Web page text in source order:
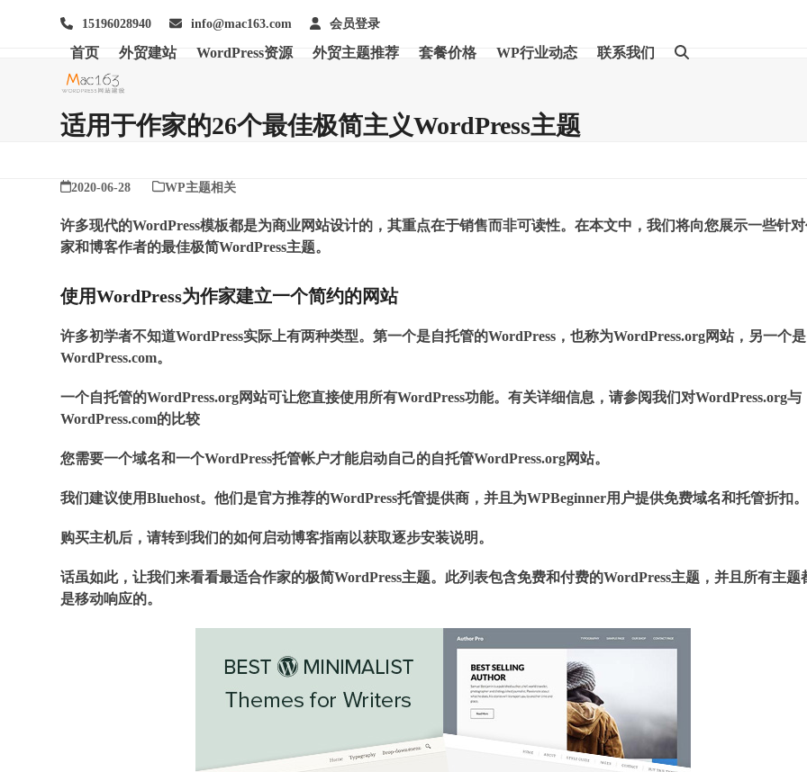
15196028940 info@mac163.com 会员登录
首页 外贸建站 WordPress资源 外贸主题推荐 套餐价格 WP行业动态 联系我们
适用于作家的26个最佳极简主义WordPress主题
2020-06-28 WP主题相关
许多现代的WordPress模板都是为商业网站设计的，其重点在于销售而非可读性。在本文中，我们将向您展示一些针
家和博客作者的最佳极简WordPress主题。
使用WordPress为作家建立一个简约的网站
许多初学者不知道WordPress实际上有两种类型。第一个是自托管的WordPress，也称为WordPress.org网站，另一个是
WordPress.com。
一个自托管的WordPress.org网站可让您直接使用所有WordPress功能。有关详细信息，请参阅我们对WordPress.org与
WordPress.com的比较
您需要一个域名和一个WordPress托管帐户才能启动自己的自托管WordPress.org网站。
我们建议使用Bluehost。他们是官方推荐的WordPress托管提供商，并且为WPBeginner用户提供免费域名和托管折扣。
购买主机后，请转到我们的如何启动博客指南以获取逐步安装说明。
话虽如此，让我们来看看最适合作家的极简WordPress主题。此列表包含免费和付费的WordPress主题，并且所有主题
是移动响应的。